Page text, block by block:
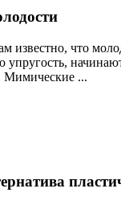
известно, что
упругость,
Мимические ...